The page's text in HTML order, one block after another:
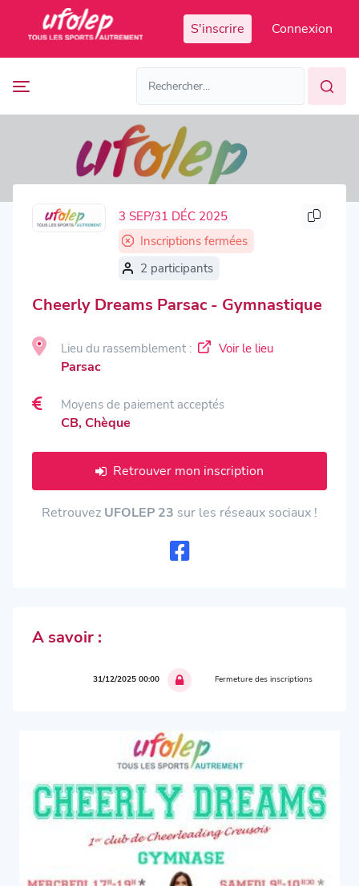
S'inscrire Connexion
manifestations
3 SEP/31 DÉC 2025
Inscriptions fermées
2 participants
Cheerly Dreams Parsac - Gymnastique
Lieu du rassemblement : Voir le lieu
Parsac
Moyens de paiement acceptés
CB, Chèque
Retrouver mon inscription
Retrouvez UFOLEP 23 sur les réseaux sociaux !
A savoir :
31/12/2025 00:00 Fermeture des inscriptions
Panneau de gestion des cookies